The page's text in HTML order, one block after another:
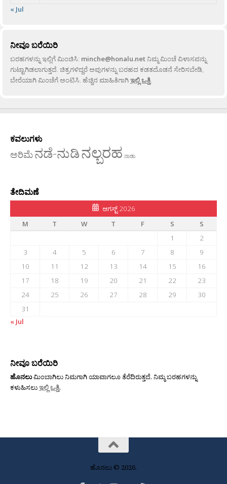
« Jul
ನೀವೂ ಬರೆಯಿರಿ
ಬರಹಗಳನ್ನು ಇಲ್ಲಿಗೆ ಮಿಂಚಿಸಿ: minche@honalu.netನಿಮ್ಮ ಮಿಂಚೆ ವಿಳಾಸವನ್ನು
ಗುಟ್ಟಾಗಿಡಲಾಗುತ್ತದೆ. ಚಿತ್ರಗಳಿದ್ದರೆ ಅವುಗಳನ್ನು ಬರಹದ ಕಡತದೊಡನೆ ಸೇರಿಸಬೇಡಿ,
ಬೇರೆಯಾಗಿ ಮಿಂಚೆಗೆ ಅಂಟಿಸಿ. ಹೆಚ್ಚಿನ ಮಾಹಿತಿಗಾಗಿಇಲ್ಲಿ ಒತ್ತಿ.
ಕವಲುಗಳು
ಅರಿಮೆನಡೆ-ನುಡಿನಲ್ಬರಹ ನಾಡು
ತೇದಿಮಣೆ
ಆಗಸ್ಟ್ 2026
M
T W T F S
S
1
2
3
4 5 6 7 8
9
10
11 12 13 14 15
16
17
18 19 20 21 22
23
24
25 26 27 28 29
30
31
« Jul
ನೀವೂ ಬರೆಯಿರಿ
ಹೊನಲುಮಿಂಬಾಗಿಲು ನಿಮಗಾಗಿ ಯಾವಾಗಲೂ ತೆರೆದಿರುತ್ತದೆ. ನಿಮ್ಮ ಬರಹಗಳನ್ನು
ಕಳುಹಿಸಲುಇಲ್ಲಿ ಒತ್ತಿ.
ಹೊನಲು © 2026.